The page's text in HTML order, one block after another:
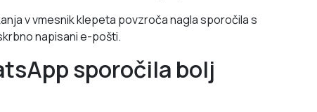
v vmesnik klepeta povzroča nagla sporočila s
napisani e-pošti.
sporočila bolj